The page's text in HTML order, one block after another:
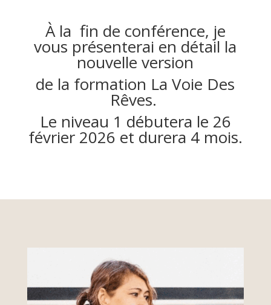
À la fin de conférence, je
vous présenterai en détail la
nouvelle version
de la formation La Voie Des
Rêves.
Le niveau 1 débutera le 26
février 2026 et durera 4 mois.